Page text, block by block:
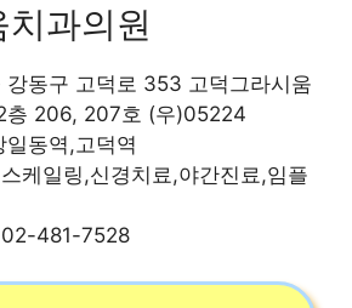
과의원
강동구 고덕로 353 고덕그라시움
층 206, 207호 (우)05224
일동역,고덕역
케일링,신경치료,야간진료,임플
02-481-7528